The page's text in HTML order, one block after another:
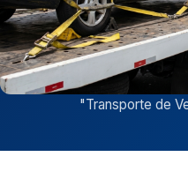
"Transporte de